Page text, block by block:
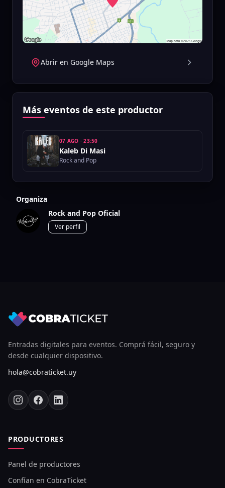
Abrir en Google Maps
Más eventos de este productor
07 AGO ·23:50
Kaleb Di Masi
Rock and Pop
Organiza
Rock and Pop Oficial
Ver perfil
Entradas digitales para eventos. Comprá fácil, seguro y
desde cualquier dispositivo.
hola@cobraticket.uy
PRODUCTORES
Panel de productores
Confían en CobraTicket